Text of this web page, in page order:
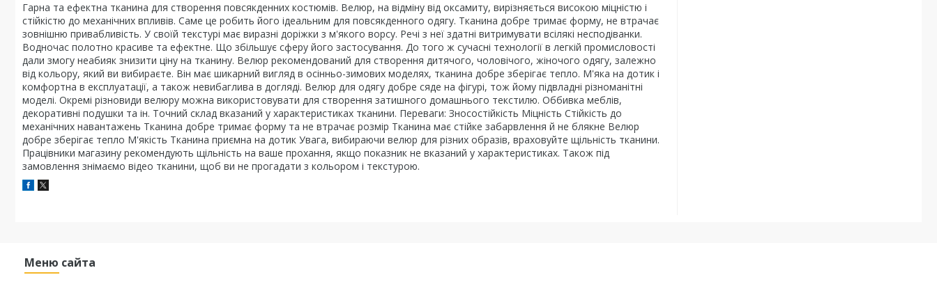
Гарна та ефектна тканина для створення повсякденних костюмів. Велюр, на відміну від оксамиту, вирізняється високою міцністю і
стійкістю до механічних впливів. Саме це робить його ідеальним для повсякденного одягу. Тканина добре тримає форму, не втрачає
зовнішню привабливість. У своїй текстурі має виразні доріжки з м'якого ворсу. Речі з неї здатні витримувати всілякі несподіванки.
Водночас полотно красиве та ефектне. Що збільшує сферу його застосування. До того ж сучасні технології в легкій промисловості
дали змогу неабияк знизити ціну на тканину. Велюр рекомендований для створення дитячого, чоловічого, жіночого одягу, залежно
від кольору, який ви вибираєте. Він має шикарний вигляд в осінньо-зимових моделях, тканина добре зберігає тепло. М'яка на дотик і
комфортна в експлуатації, а також невибаглива в догляді. Велюр для одягу добре сяде на фігурі, тож йому підвладні різноманітні
моделі. Окремі різновиди велюру можна використовувати для створення затишного домашнього текстилю. Оббивка меблів,
декоративні подушки та ін. Точний склад вказаний у характеристиках тканини. Переваги: Зносостійкість Міцність Стійкість до
механічних навантажень Тканина добре тримає форму та не втрачає розмір Тканина має стійке забарвлення й не блякне Велюр
добре зберігає тепло М'якість Тканина приємна на дотик Увага, вибираючи велюр для різних образів, враховуйте щільність тканини.
Працівники магазину рекомендують щільність на ваше прохання, якщо показник не вказаний у характеристиках. Також під
замовлення знімаємо відео тканини, щоб ви не прогадати з кольором і текстурою.
Меню сайта